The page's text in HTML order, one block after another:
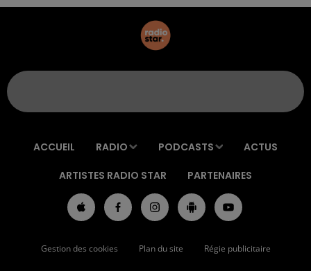
ACCUEIL RADIO PODCASTS ACTUS
ARTISTES RADIO STAR PARTENAIRES
Gestion des cookies Plan du site Régie publicitaire